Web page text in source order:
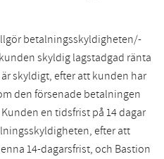
betalningsskyldigheten/-
skyldig lagstadgad ränta
skyldigt, efter att kunden har
den försenade betalningen
en tidsfrist på 14 dagar
efter att
14-dagarsfrist, och Bastion